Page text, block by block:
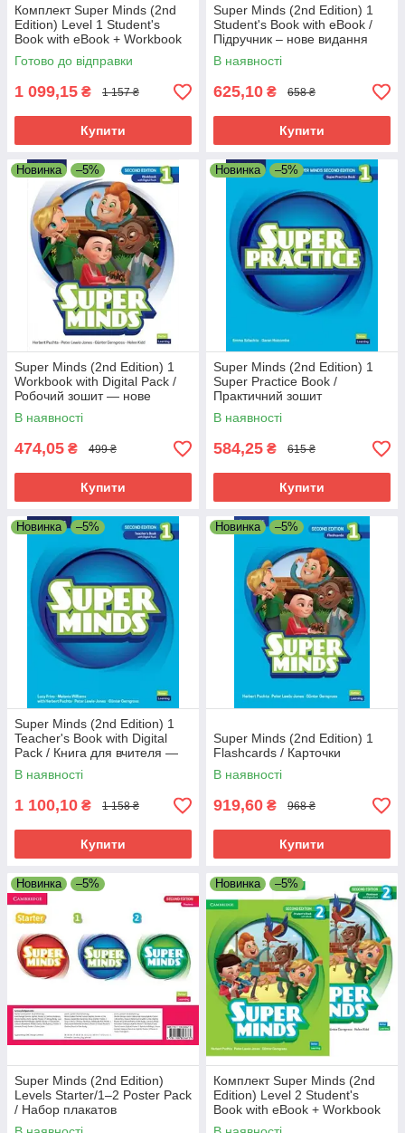
Комплект Super Minds (2nd
Edition) Level 1 Student's
Book with eBook + Workbook
(Підручник + зошит)
Готово до відправки
1 099,15 ₴ 1 157 ₴
Купити
Super Minds (2nd Edition) 1
Student's Book with eBook /
Підручник – нове видання
В наявності
625,10 ₴ 658 ₴
Купити
Новинка –5%
Super Minds (2nd Edition) 1
Workbook with Digital Pack /
Робочий зошит — нове
видання
В наявності
474,05 ₴ 499 ₴
Купити
Новинка –5%
Super Minds (2nd Edition) 1
Super Practice Book /
Практичний зошит
В наявності
584,25 ₴ 615 ₴
Купити
Новинка –5%
Super Minds (2nd Edition) 1
Teacher's Book with Digital
Pack / Книга для вчителя —
нове видання
В наявності
1 100,10 ₴ 1 158 ₴
Купити
Новинка –5%
Super Minds (2nd Edition) 1
Flashcards / Карточки
В наявності
919,60 ₴ 968 ₴
Купити
Новинка –5%
Super Minds (2nd Edition)
Levels Starter/1–2 Poster Pack
/ Набор плакатов
Новинка –5%
Комплект Super Minds (2nd
Edition) Level 2 Student's
Book with eBook + Workbook
(Підручник + зошит)